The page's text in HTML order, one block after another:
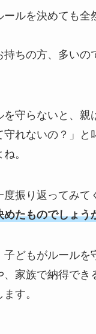
ールを決めても全
持ちの方、多いの
を守らないと、親
守れないの？」と
。
振り返ってみて
めたものでしょう
子どもがルールを
、家族で納得でき
す。